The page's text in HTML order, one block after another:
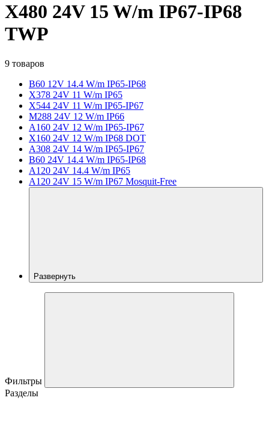
X480 24V 15 W/m IP67-IP68
TWP
9 товаров
B60 12V 14.4 W/m IP65-IP68
X378 24V 11 W/m IP65
X544 24V 11 W/m IP65-IP67
M288 24V 12 W/m IP66
A160 24V 12 W/m IP65-IP67
X160 24V 12 W/m IP68 DOT
A308 24V 14 W/m IP65-IP67
B60 24V 14.4 W/m IP65-IP68
A120 24V 14.4 W/m IP65
A120 24V 15 W/m IP67 Mosquit-Free
Развернуть
Фильтры
Разделы